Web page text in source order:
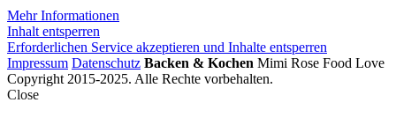
Mehr Informationen
Inhalt entsperren
Erforderlichen Service akzeptieren und Inhalte entsperren
Impressum Datenschutz Backen & Kochen Mimi Rose Food Love
Copyright 2015-2025. Alle Rechte vorbehalten.
Close